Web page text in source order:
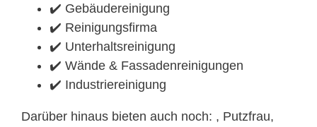
✔️ Gebäudereinigung
✔️ Reinigungsfirma
✔️ Unterhaltsreinigung
✔️ Wände & Fassadenreinigungen
✔️ Industriereinigung
Darüber hinaus bieten auch noch: , Putzfrau,